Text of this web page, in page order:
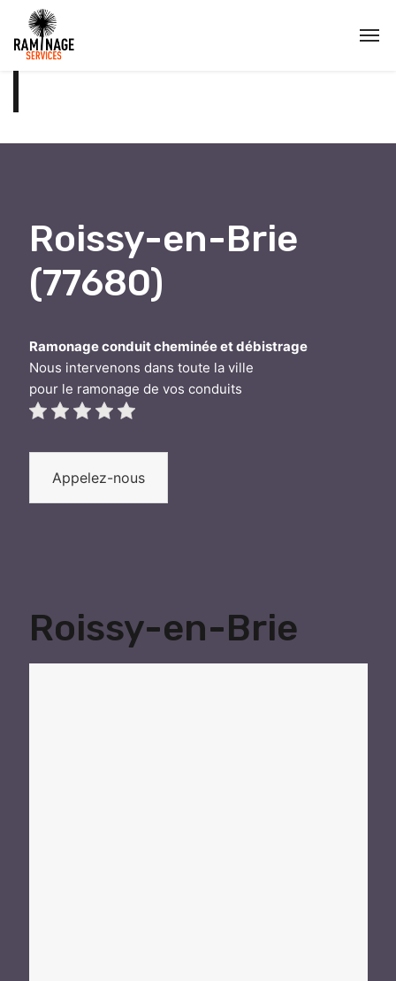
Roissy-en-Brie
(77680)
Ramonage conduit cheminée et débistrage
Nous intervenons dans toute la ville
pour le ramonage de vos conduits
Appelez-nous
Roissy-en-Brie